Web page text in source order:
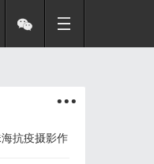
...
抗疫摄影作